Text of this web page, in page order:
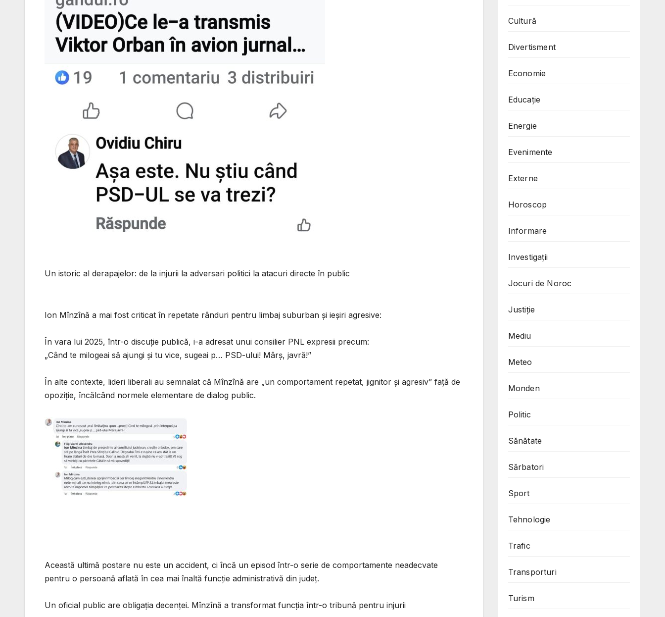
Un istoric al derapajelor: de la injurii la adversari politici la atacuri directe în public
Ion Mînzînă a mai fost criticat în repetate rânduri pentru limbaj suburban și ieșiri agresive:
În vara lui 2025, într-o discuție publică, i-a adresat unui consilier PNL expresii precum:
„Când te milogeai să ajungi și tu vice, sugeai p… PSD-ului! Mârș, javră!”
În alte contexte, lideri liberali au semnalat că Mînzînă are „un comportament repetat, jignitor și agresiv” față de
opoziție, încălcând normele elementare de dialog public.
Această ultimă postare nu este un accident, ci încă un episod într-o serie de comportamente neadecvate
pentru o persoană aflată în cea mai înaltă funcție administrativă din județ.
Un oficial public are obligația decenței. Mînzînă a transformat funcția într-o tribună pentru injurii
Cultură
Divertisment
Economie
Educație
Energie
Evenimente
Externe
Horoscop
Informare
Investigații
Jocuri de Noroc
Justiție
Mediu
Meteo
Monden
Politic
Sănătate
Sărbatori
Sport
Tehnologie
Trafic
Transporturi
Turism